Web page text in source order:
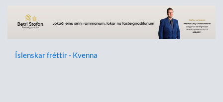
Íslenskar fréttir - Kvenna